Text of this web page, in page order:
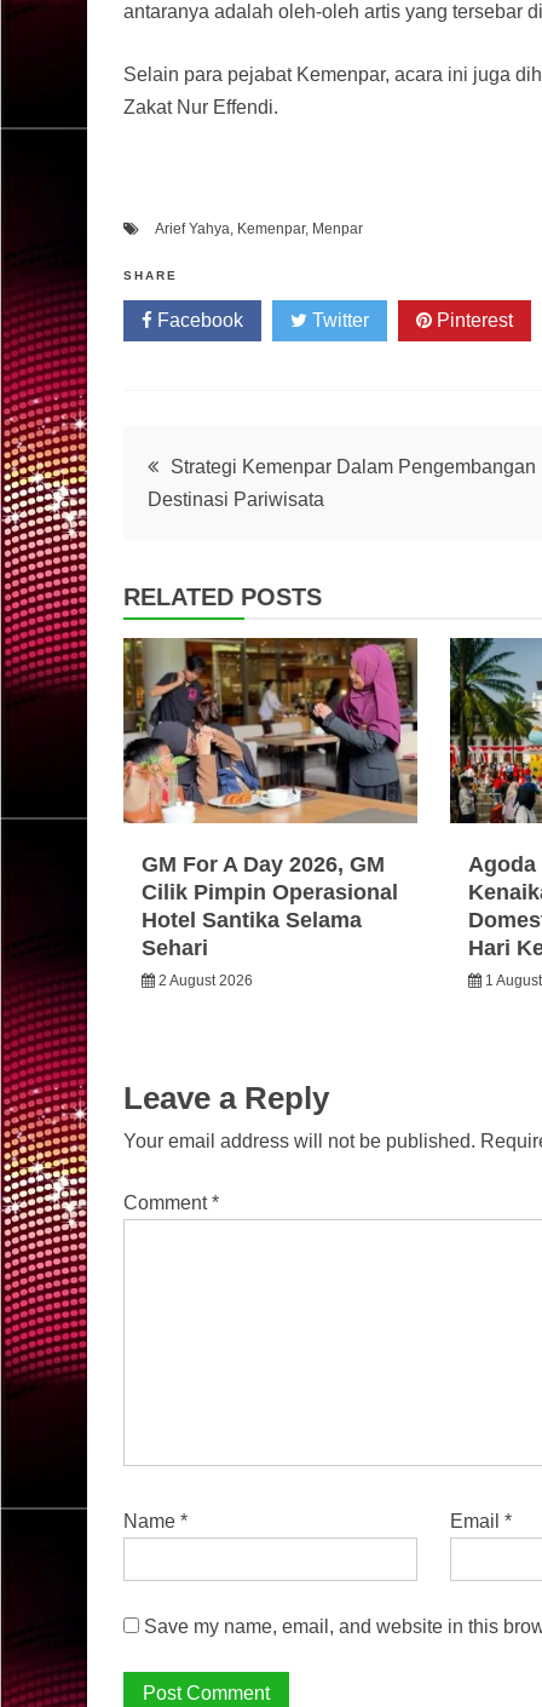
antaranya adalah oleh-oleh artis yang tersebar
Selain para pejabat Kemenpar, acara ini juga
Zakat Nur Effendi.
Arief Yahya, Kemenpar, Menpar
SHARE
Facebook Twitter Pinterest
Post
Strategi Kemenpar Dalam Pengembangan
Destinasi Pariwisata
RELATED POSTS
GM For A Day 2026, GM
Cilik Pimpin Operasional
Hotel Santika Selama
Sehari
2 August 2026
Agoda
Hari
1
Leave a Reply
Your email address will not be published.
Comment*
Name * Email*
Save my name, email, and website in this